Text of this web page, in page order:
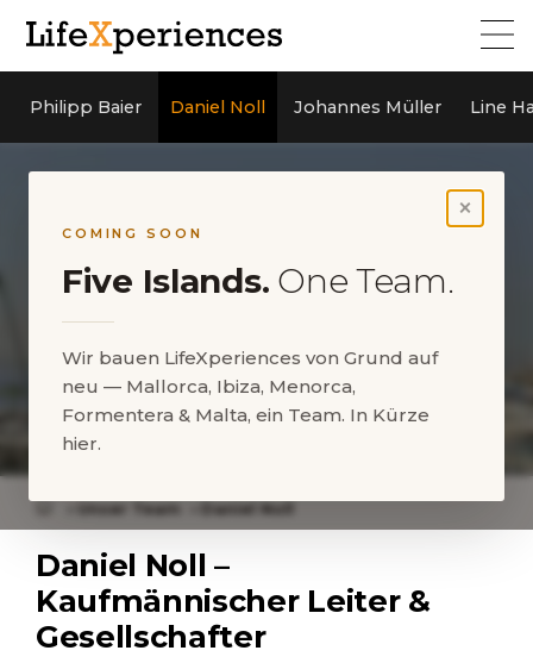
Philipp Baier Daniel Noll Johannes Müller Line
×
COMING SOON
Five Islands. One Team.
Wir bauen LifeXperiences von Grund auf
neu — Mallorca, Ibiza, Menorca,
Formentera & Malta, ein Team. In Kürze
hier.
Daniel Noll
Unser Team Daniel Noll
Daniel Noll –
Kaufmännischer Leiter &
Gesellschafter